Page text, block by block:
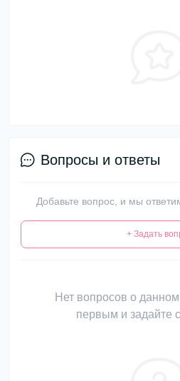
Вопросы и ответы
Добавьте вопрос, и мы
+ Задать
Нет вопросов о данном
первым и задайте